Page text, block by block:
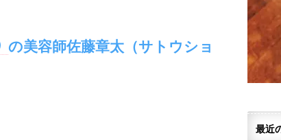
の美容師佐藤章太（サトウショ
最近